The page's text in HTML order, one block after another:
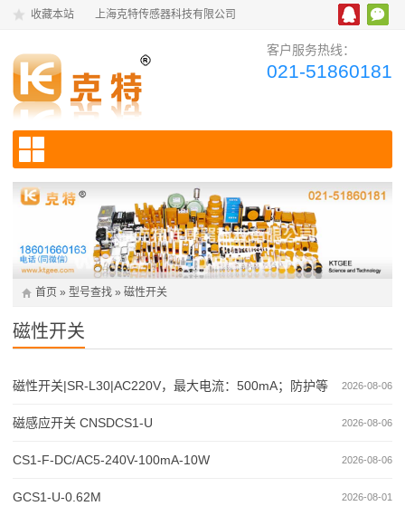
收藏本站 上海克特传感器科技有限公司
客户服务热线：
021-51860181
首页 » 型号查找 » 磁性开关
磁性开关
2026-08-06
磁性开关|SR-L30|AC220V，最大电流：500mA；防护等
级：IP68 2026-08-06
磁感应开关 CNSDCS1-U
2026-08-06
CS1-F-DC/AC5-240V-100mA-10W
2026-08-01
GCS1-U-0.62M